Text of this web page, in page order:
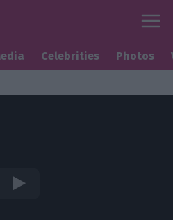
Celebrities Photos